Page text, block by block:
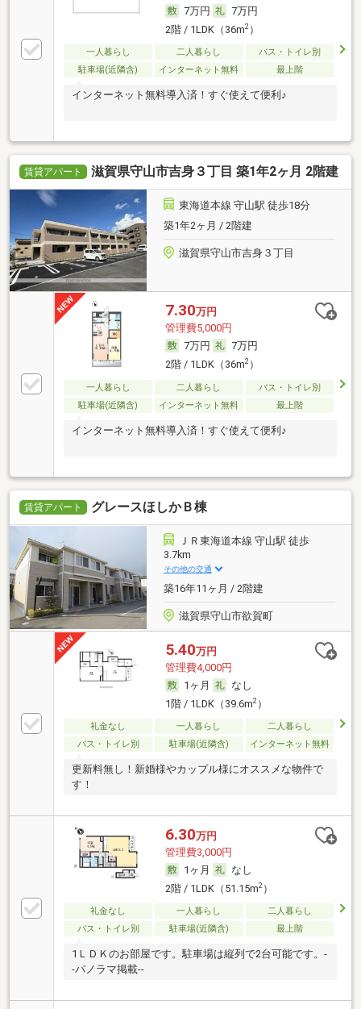
7万円
7万円
2階 / 1LDK（36m2）
一人暮らし 二人暮らし
バス・トイレ別
駐車場(近隣含)
インターネット無料 最上階
インターネット無料導入済！すぐ使えて便利♪
賃貸アパート 滋賀県守山市吉身３丁目 築1年2ヶ月 2階建
東海道本線 守山駅 徒歩18分
築1年2ヶ月 / 2階建
滋賀県守山市吉身３丁目
7.30万円
管理費5,000円
7万円
7万円
2階 / 1LDK（36m2）
一人暮らし 二人暮らし
バス・トイレ別
駐車場(近隣含)
インターネット無料 最上階
インターネット無料導入済！すぐ使えて便利♪
賃貸アパート グレースほしかＢ棟
ＪＲ東海道本線 守山駅 徒歩
3.7km
その他の交通
築16年11ヶ月 / 2階建
滋賀県守山市欲賀町
5.40万円
管理費4,000円
1ヶ月
なし
1階 / 1LDK（39.6m2）
礼金なし 一人暮らし
二人暮らし
バス・トイレ別
駐車場(近隣含) インターネット無料
更新料無し！新婚様やカップル様にオススメな物件で
す！
6.30万円
管理費3,000円
1ヶ月
なし
2階 / 1LDK（51.15m2）
礼金なし 一人暮らし
二人暮らし
バス・トイレ別
駐車場(近隣含) 最上階
1ＬＤＫのお部屋です。駐車場は縦列で2台可能です。-
-パノラマ掲載--